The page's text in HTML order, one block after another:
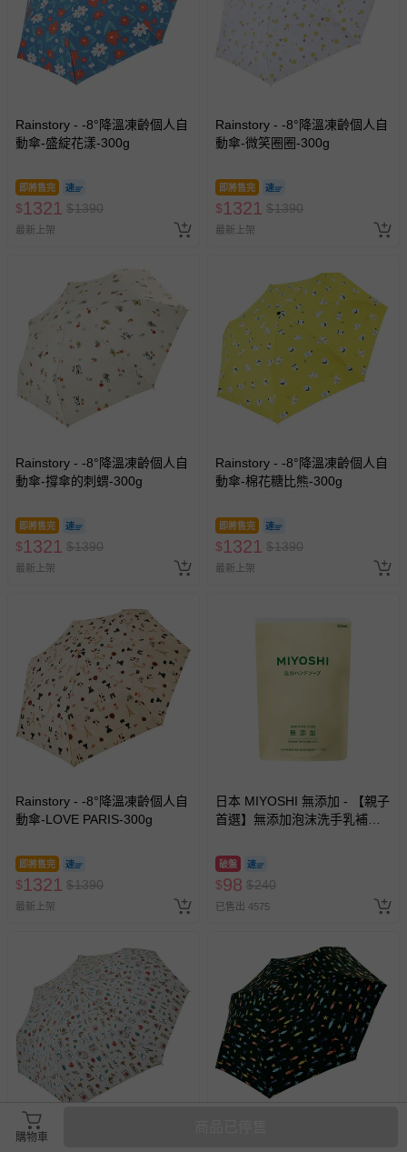
Rainstory - -8°降溫凍齡個人自
動傘-盛綻花漾-300g
即將售完
$1321 $1390
最新上架
Rainstory - -8°降溫凍齡個人自
動傘-微笑圈圈-300g
即將售完
$1321 $1390
最新上架
Rainstory - -8°降溫凍齡個人自
動傘-撐傘的刺蝟-300g
即將售完
$1321 $1390
最新上架
Rainstory - -8°降溫凍齡個人自
動傘-棉花糖比熊-300g
即將售完
$1321 $1390
最新上架
Rainstory - -8°降溫凍齡個人自
動傘-LOVE PARIS-300g
即將售完
$1321 $1390
最新上架
日本 MIYOSHI 無添加 - 【親子
首選】無添加泡沫洗手乳補充
破盤
$98 $240
已售出 4575
Rainstory - -8°降溫凍齡個人自
購物車